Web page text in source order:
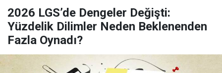
2026 LGS’de Dengeler Değişti:
Yüzdelik Dilimler Neden Beklenenden
Fazla Oynadı?